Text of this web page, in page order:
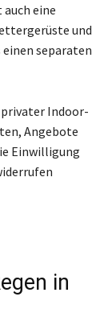
eine
und
separaten
privater Indoor-
Angebote
Einwilligung
in